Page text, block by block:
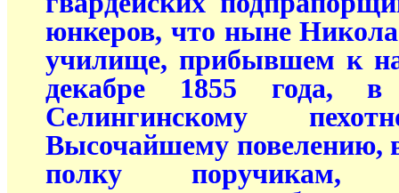
юнкеров, что ныне
училище, прибывшем к
декабре 1855 года, в
Селингинскому
Высочайшему повелению,
полку поручикам,